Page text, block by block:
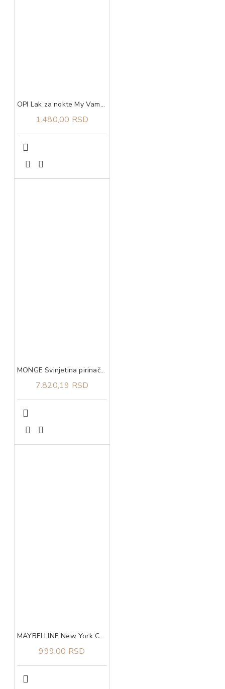
OPI Lak za nokte My Vampire is Buff
1.480,00 RSD
MONGE Svinjetina pirinač i krompir za sve rase adult 12kg
7.820,19 RSD
MAYBELLINE New York Colossal maskara black
999,00 RSD